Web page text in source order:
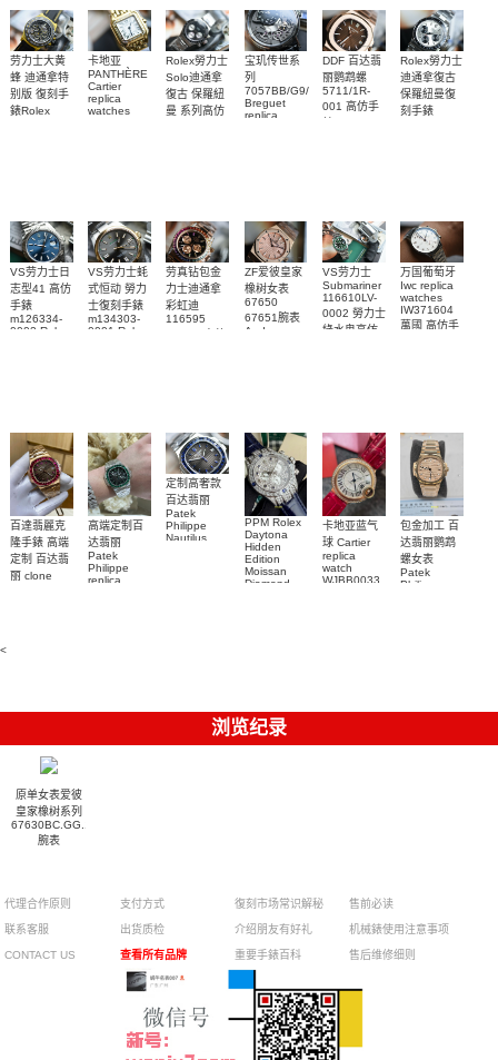
劳力士大黄
蜂 迪通拿特
别版 復刻手
錶Rolex
卡地亚
PANTHÈRE
Cartier
replica
watches
Rolex勞力士
Solo迪通拿
復古 保羅紐
曼 系列高仿
宝玑传世系
列
7057BB/G9/9W6
Breguet
replica
DDF 百达翡
丽鹦鹉螺
5711/1R-
001 高仿手
Rolex勞力士
迪通拿復古
保羅紐曼復
刻手錶
VS劳力士日
志型41 高仿
手錶
m126334-
0002 Rolex
VS劳力士蚝
式恒动 勞力
士復刻手錶
m134303-
0001 Rolex
劳真钻包金
力士迪通拿
彩虹迪
116595
ZF爱彼皇家
橡树女表
67650
67651腕表
Audemars
VS劳力士
Submariner
116610LV-
0002 勞力士
綠水鬼高仿
万国葡萄牙
Iwc replica
watches
IW371604
萬國 高仿手
百達翡麗克
隆手錶 高端
定制 百达翡
丽 clone
高端定制百
达翡丽
Patek
Philippe
replica
定制高奢款
百达翡丽
Patek
Philippe
Nautilus
PPM Rolex
Daytona
Hidden
Edition
Moissan
Diamond
卡地亚蓝气
球 Cartier
replica
watch
WJBB0033
包金加工 百
达翡丽鹦鹉
螺女表
Patek
Philippe
<
浏览纪录
原单女表爱彼
皇家橡树系列
67630BC.GG.1312BC.01
腕表
代理合作原则
联系客服
CONTACT US
支付方式
出货质检
查看所有品牌
復刻市场常识解秘
介绍朋友有好礼
重要手錶百科
售前必读
机械錶使用注意事项
售后维修细则